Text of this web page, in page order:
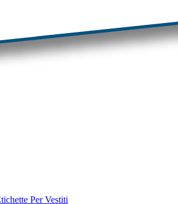
Per Vestiti